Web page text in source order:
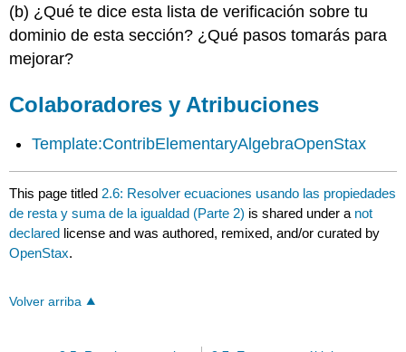
(b) ¿Qué te dice esta lista de verificación sobre tu
dominio de esta sección? ¿Qué pasos tomarás para
mejorar?
Colaboradores y Atribuciones
Template:ContribElementaryAlgebraOpenStax
This page titled 2.6: Resolver ecuaciones usando las propiedades
de resta y suma de la igualdad (Parte 2) is shared under a not
declared license and was authored, remixed, and/or curated by
OpenStax.
Volver arriba